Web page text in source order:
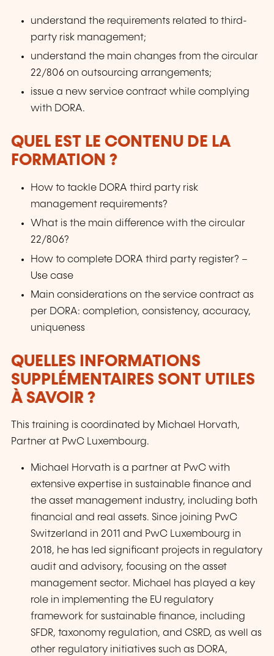
understand the requirements related to third-
party risk management;
understand the main changes from the circular
22/806 on outsourcing arrangements;
issue a new service contract while complying
with DORA.
QUEL EST LE CONTENU DE LA
FORMATION ?
How to tackle DORA third party risk
management requirements?
What is the main difference with the circular
22/806?
How to complete DORA third party register? –
Use case
Main considerations on the service contract as
per DORA: completion, consistency, accuracy,
uniqueness
QUELLES INFORMATIONS
SUPPLÉMENTAIRES SONT UTILES
À SAVOIR ?
This training is coordinated by Michael Horvath,
Partner at PwC Luxembourg.
Michael Horvath is a partner at PwC with
extensive expertise in sustainable finance and
the asset management industry, including both
financial and real assets. Since joining PwC
Switzerland in 2011 and PwC Luxembourg in
2018, he has led significant projects in regulatory
audit and advisory, focusing on the asset
management sector. Michael has played a key
role in implementing the EU regulatory
framework for sustainable finance, including
SFDR, taxonomy regulation, and CSRD, as well as
other regulatory initiatives such as DORA,